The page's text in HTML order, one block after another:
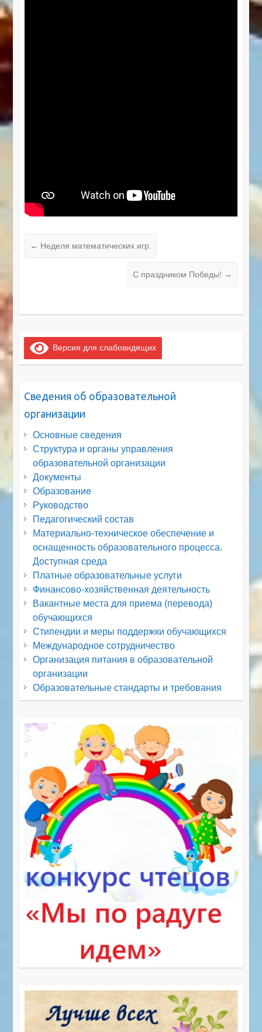
← Неделя математических игр.
С праздником Победы! →
Версия для слабовидящих
Сведения об образовательной
организации
Основные сведения
Структура и органы управления
образовательной организации
Документы
Образование
Руководство
Педагогический состав
Материально-техническое обеспечение и
оснащенность образовательного процесса.
Доступная среда
Платные образовательные услуги
Финансово-хозяйственная деятельность
Вакантные места для приема (перевода)
обучающихся
Стипендии и меры поддержки обучающихся
Международное сотрудничество
Организация питания в образовательной
организации
Образовательные стандарты и требования